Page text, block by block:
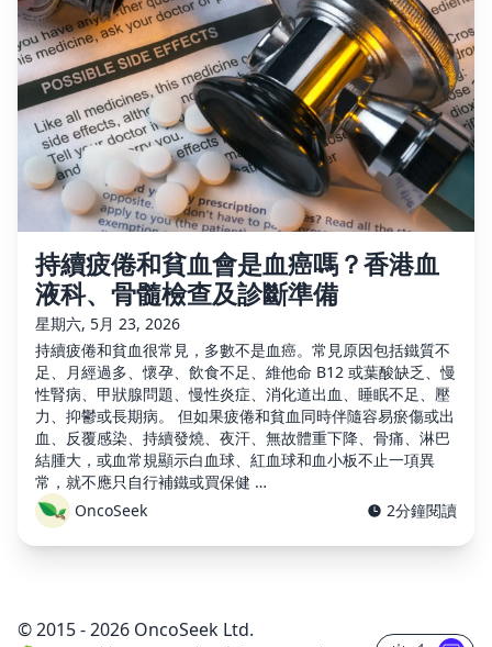
持續疲倦和貧血會是血癌嗎？香港血
液科、骨髓檢查及診斷準備
星期六, 5月 23, 2026
持續疲倦和貧血很常見，多數不是血癌。常見原因包括鐵質不
足、月經過多、懷孕、飲食不足、維他命 B12 或葉酸缺乏、慢
性腎病、甲狀腺問題、慢性炎症、消化道出血、睡眠不足、壓
力、抑鬱或長期病。 但如果疲倦和貧血同時伴隨容易瘀傷或出
血、反覆感染、持續發燒、夜汗、無故體重下降、骨痛、淋巴
結腫大，或血常規顯示白血球、紅血球和血小板不止一項異
常，就不應只自行補鐵或買保健 …
OncoSeek
2分鐘閱讀
© 2015 - 2026 OncoSeek Ltd.